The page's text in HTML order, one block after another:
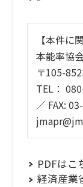
【本件に
本能率協
〒105-
TEL：
／ FAX:
PDFはこ
経済産業